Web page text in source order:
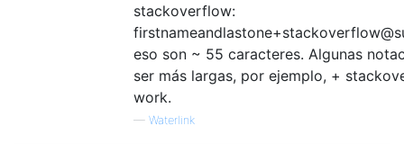
stackoverflow:
eso son ~ 55 caracteres. Algunas
ser más largas, por ejemplo, +
work.
— Waterlink